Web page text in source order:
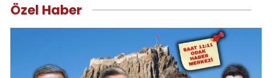
Özel Haber